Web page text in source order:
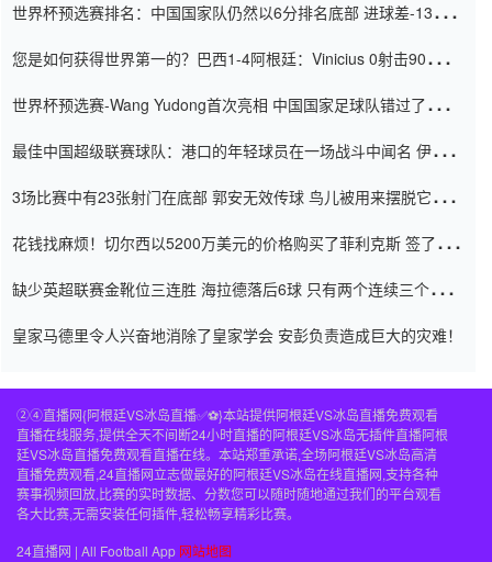
世界杯预选赛排名：中国国家队仍然以6分排名底部 进球差-13令人
您是如何获得世界第一的？巴西1-4阿根廷：Vinicius 0射击90分钟
世界杯预选赛-Wang Yudong首次亮相 中国国家足球队错过了世界
最佳中国超级联赛球队：港口的年轻球员在一场战斗中闻名 伊万放
3场比赛中有23张射门在底部 郭安无效传球 鸟儿被用来摆脱它
花钱找麻烦！切尔西以5200万美元的价格购买了菲利克斯 签了7年
缺少英超联赛金靴位三连胜 海拉德落后6球 只有两个连续三个连续
皇家马德里令人兴奋地消除了皇家学会 安彭负责造成巨大的灾难！
②④直播网{阿根廷VS冰岛直播✅⚽️}本站提供阿根廷VS冰岛直播免费观看
直播在线服务,提供全天不间断24小时直播的阿根廷VS冰岛无插件直播阿根
廷VS冰岛直播免费观看直播在线。本站郑重承诺,全场阿根廷VS冰岛高清
直播免费观看,24直播网立志做最好的阿根廷VS冰岛在线直播网,支持各种
赛事视频回放,比赛的实时数据、分数您可以随时随地通过我们的平台观看
各大比赛,无需安装任何插件,轻松畅享精彩比赛。
24直播网 | All Football App 网站地图